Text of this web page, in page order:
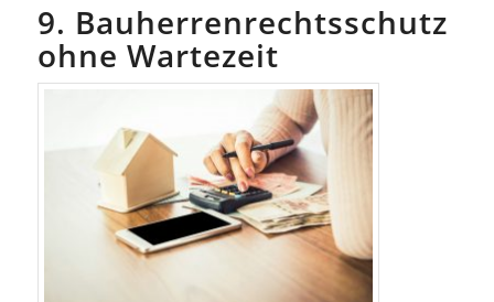
9. Bauherrenrechtsschutz
ohne Wartezeit